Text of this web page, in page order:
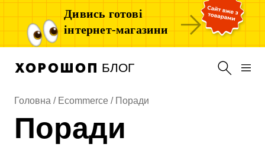
Дивись готові
інтернет-магазини
БЛОГ
Головна / Ecommerce / Поради
Поради